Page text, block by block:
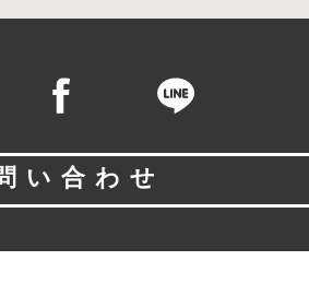
い合わせ